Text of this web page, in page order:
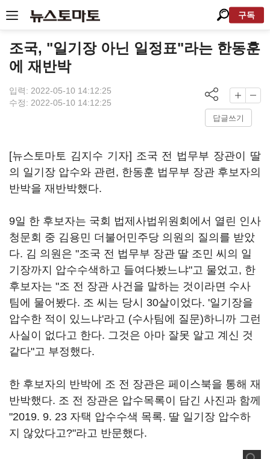
구독
조국, "일기장 아닌 일정표"라는 한동훈
에 재반박
입력: 2022-05-10 14:12:25
수정: 2022-05-10 14:12:25
답글쓰기
[뉴스토마토 김지수 기자] 조국 전 법무부 장관이 딸
의 일기장 압수와 관련, 한동훈 법무부 장관 후보자의
반박을 재반박했다.
9일 한 후보자는 국회 법제사법위원회에서 열린 인사
청문회 중 김용민 더불어민주당 의원의 질의를 받았
다. 김 의원은 "조국 전 법무부 장관 딸 조민 씨의 일
기장까지 압수수색하고 들여다봤느냐"고 물었고, 한
후보자는 "조 전 장관 사건을 말하는 것이라면 수사
팀에 물어봤다. 조 씨는 당시 30살이었다. '일기장을
압수한 적이 있느냐'라고 (수사팀에 질문)하니까 그런
사실이 없다고 한다. 그것은 아마 잘못 알고 계신 것
같다"고 부정했다.
한 후보자의 반박에 조 전 장관은 페이스북을 통해 재
반박했다. 조 전 장관은 압수목록이 담긴 사진과 함께
"2019. 9. 23 자택 압수수색 목록. 딸 일기장 압수하
지 않았다고?"라고 반문했다.